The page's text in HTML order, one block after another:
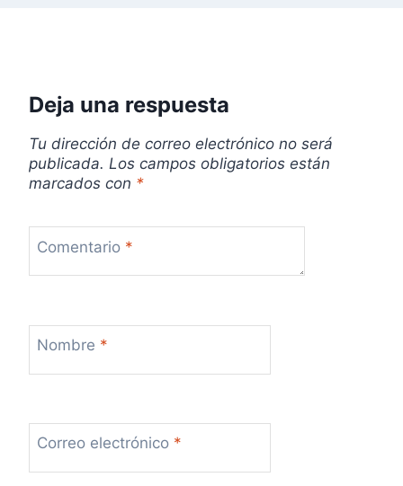
d
a
s
Deja una respuesta
Tu dirección de correo electrónico no será
publicada. Los campos obligatorios están
marcados con *
Comentario *
Nombre *
Correo electrónico *